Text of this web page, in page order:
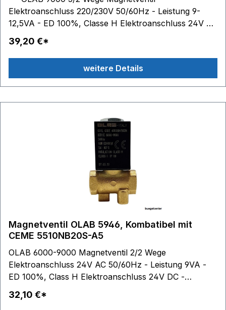
Elektroanschluss 220/230V 50/60Hz - Leistung 9-
12,5VA - ED 100%, Classe H Elektroanschluss 24V AC
- Leistung 9VA - ED 100%, Classe H Elektroanschluss
24V DC - Leistung 10W - ED 100%, Classe H
Gewinde: oben G1/8 Zoll Außengewinde (= 9,7 mm)
39,20 €*
weitere Details
Magnetventil OLAB 5946, Kombatibel mit
CEME 5510NB20S-A5
OLAB 6000-9000 Magnetventil 2/2 Wege
Elektroanschluss 24V AC 50/60Hz - Leistung 9VA -
ED 100%, Class H Elektroanschluss 24V DC -
Leistung 10W - ED 100%, Class H Gewinde: 1/8 Zoll
32,10 €*